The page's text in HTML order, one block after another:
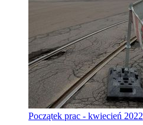
Początek prac - kwiecień 2022